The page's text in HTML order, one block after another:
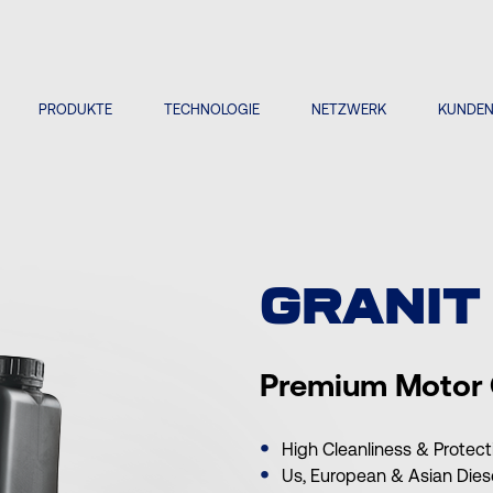
PRODUKTE TECHNOLOGIE NETZWERK
GRANIT
Premium Motor
High Cleanliness &
Us, European & Asian